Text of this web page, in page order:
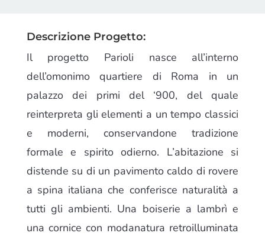
Descrizione Progetto:
Il progetto Parioli nasce all’interno
dell’omonimo quartiere di Roma in un
palazzo dei primi del ‘900, del quale
reinterpreta gli elementi a un tempo classici
e moderni, conservandone tradizione
formale e spirito odierno. L’abitazione si
distende su di un pavimento caldo di rovere
a spina italiana che conferisce naturalità a
tutti gli ambienti. Una boiserie a lambrì e
una cornice con modanatura retroilluminata